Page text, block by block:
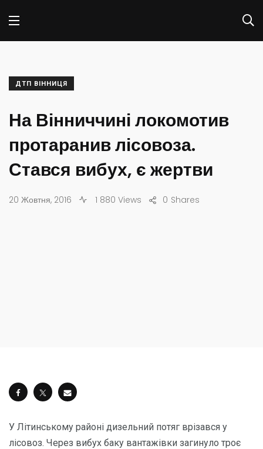
ДТП ВІННИЦЯ
На Вінниччині локомотив
протаранив лісовоза.
Стався вибух, є жертви
20 Жовтня, 2016 1 880 Views Shares
0
У Літинському районі дизельний потяг врізався у
лісовоз. Через вибух баку вантажівки загинуло троє